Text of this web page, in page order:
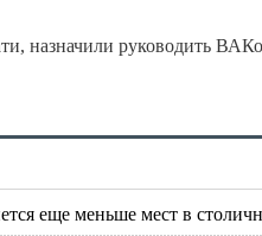
назначили руководить
еще меньше мест в